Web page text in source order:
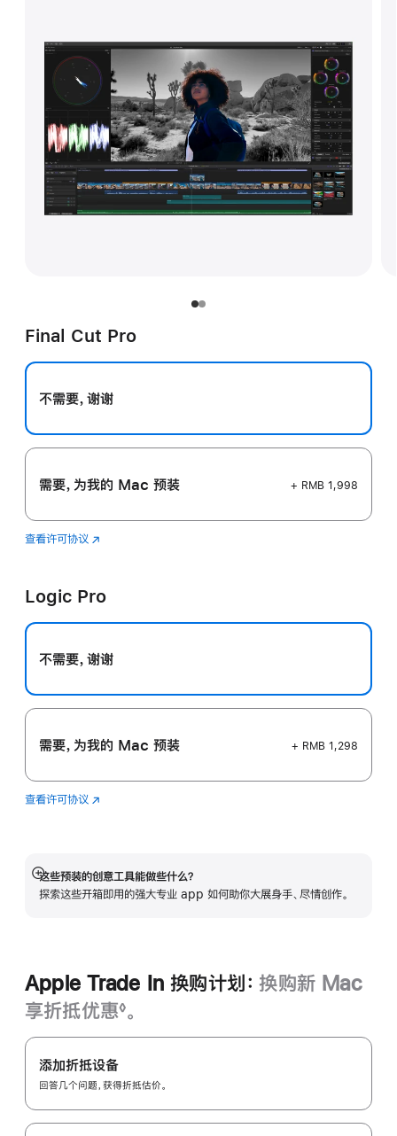
Final Cut Pro
不需要，谢谢
需要，为我的 Mac 预装 + RMB 1,998
查看许可协议 Final
(在
口
开)
Logic Pro
不需要，谢谢
需要，为我的 Mac 预装 + RMB 1,298
查看许可协议 Logic
(在
中
打
这些预装的创意工具能做些什么？
探索这些开箱即用的强大专业 app 如何助你大展身手、尽情创作。
展
开
Apple Trade In 换购计划： 换购新 Mac
享折抵优惠
注
◊。
Apple
Trade
换
购
添加折抵设备
回答几个问题，获得折抵估价。